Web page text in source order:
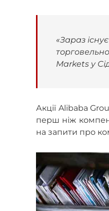
«Зараз
Markets у
Акції Alibaba
перш ніж
на запити про